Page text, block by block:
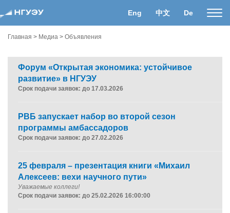
Eng 中文 De
Главная > Медиа > Объявления
Форум «Открытая экономика: устойчивое
развитие» в НГУЭУ
Срок подачи заявок: до 17.03.2026
РВБ запускает набор во второй сезон
программы амбассадоров
Срок подачи заявок: до 27.02.2026
25 февраля – презентация книги «Михаил
Алексеев: вехи научного пути»
Уважаемые коллеги!
Срок подачи заявок: до 25.02.2026 16:00:00